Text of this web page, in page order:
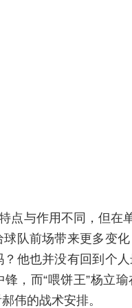
点与作用不同，但在
队前场带来更多变
他也并没有回到个
，而“喂饼王”杨立
伟的战术安排。